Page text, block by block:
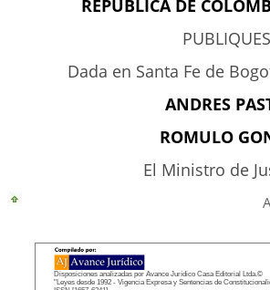
REPÚBLICA DE
Dada en Santa Fe de
ANDRES
ROMULO
El Ministro de
Disposiciones analizadas por Avance Jurídico Casa Editorial Ltda.©
"Leyes desde 1992 - Vigencia Expresa y Sentencias de